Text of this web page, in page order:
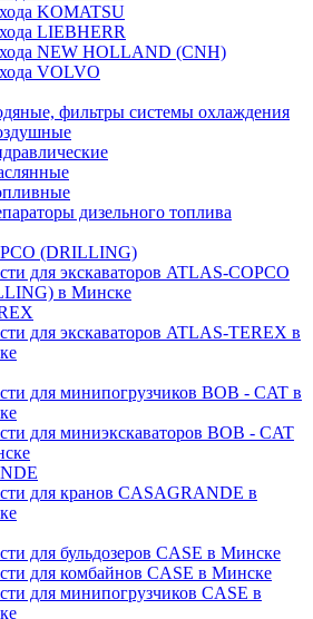
KOMATSU
LIEBHERR
NEW HOLLAND (CNH)
VOLVO
фильтры системы охлаждения
дизельного топлива
(DRILLING)
для экскаваторов ATLAS-COPCO
в Минске
для экскаваторов ATLAS-TEREX в
для минипогрузчиков BOB - CAT в
для миниэкскаваторов BOB - CAT
для кранов CASAGRANDE в
для бульдозеров CASE в Минске
для комбайнов CASE в Минске
для минипогрузчиков CASE в